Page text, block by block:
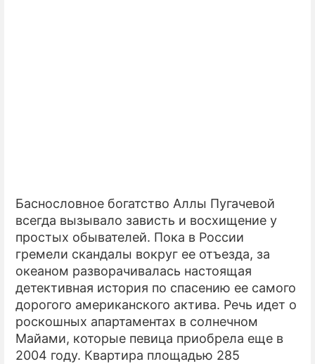
Баснословное богатство Аллы Пугачевой
всегда вызывало зависть и восхищение у
простых обывателей. Пока в России
гремели скандалы вокруг ее отъезда, за
океаном разворачивалась настоящая
детективная история по спасению ее самого
дорогого американского актива. Речь идет о
роскошных апартаментах в солнечном
Майами, которые певица приобрела еще в
2004 году. Квартира площадью 285